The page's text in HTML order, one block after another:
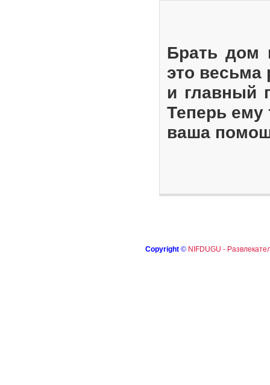
Брать дом
это весьма
и главный
Теперь ему
ваша
Copyright © NIFDUGU -